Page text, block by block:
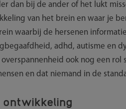
dan bij de ander of het lukt
van het brein en waar je
waarbij de hersenen
adhd, autisme en
ook nog een
en dat niemand in de
ontwikkeling